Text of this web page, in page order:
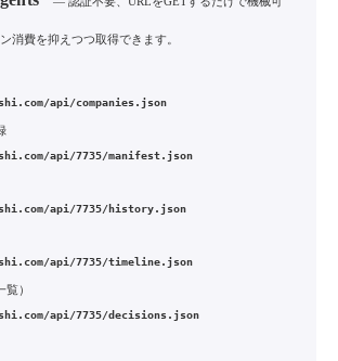
消費を抑えつつ取得できます。
api/companies.json
api/7735/manifest.json
api/7735/history.json
api/7735/timeline.json
）
api/7735/decisions.json